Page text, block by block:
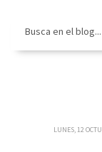
Busca en el blog...
LUNES, 12